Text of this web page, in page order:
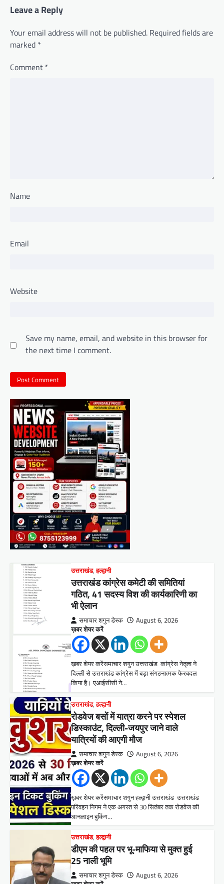
Leave a Reply
Your email address will not be published. Required fields are
marked *
Comment *
Name
Email
Website
Save my name, email, and website in this browser for
the next time I comment.
उत्तराखंड,हल्द्वानी
उत्तराखंड कांग्रेस कमेटी की समितियां
गठित, 41 सदस्य विश की कार्यकारिणी का
भी ऐलान
समाचार शगुन डेस्क August 6, 2026
ख़बर शेयर करें
ख़बर शेयर करेंसमाचार शगुन उत्तराखंड कांग्रेस नेतृत्व ने
दिल्ली से उत्तराखंड कांग्रेस में बड़ा संगठनात्मक फेरबदल
किया है। एआईसीसी ने…
उत्तराखंड,हल्द्वानी
रोडवेज बसों में यात्रा करने पर स्पेशल
डिस्काउंट, दिल्ली-जयपुर जाने वाले
यात्रियों की आएगी मौज
समाचार शगुन डेस्क August 6, 2026
ख़बर शेयर करें
ख़बर शेयर करेंसमाचार शगुन हल्द्वानी उत्तराखंड उत्तराखंड
परिवहन निगम ने एक अगस्त से 30 सितंबर तक रोडवेज की
आनलाइन बुकिंग…
उत्तराखंड,हल्द्वानी
डीएम की पहल पर भू-माफिया से मुक्त हुई
25 नाली भूमि
समाचार शगुन डेस्क August 6, 2026